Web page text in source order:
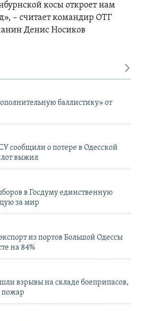
косы откроет нам
– считает командир ОТГ
Денис Носиков
баллистику» от
сообщили о потере в Одесской
выжил
в Госдуму единственную
за мир
из портов Большой Одессы
на 84%
взрывы на складе боеприпасов,
пожар